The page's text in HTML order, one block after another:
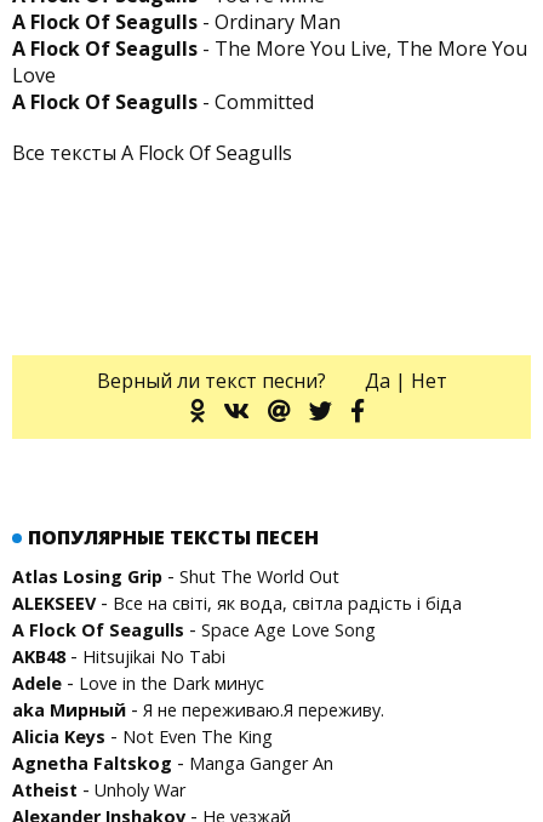
A Flock Of Seagulls - Ordinary Man
A Flock Of Seagulls - The More You Live, The More You
Love
A Flock Of Seagulls - Committed
Все тексты A Flock Of Seagulls
Верный ли текст песни? Да | Нет
ПОПУЛЯРНЫЕ ТЕКСТЫ ПЕСЕН
Atlas Losing Grip - Shut The World Out
ALEKSEEV- Все на світі, як вода, світла радість і біда
A Flock Of Seagulls - Space Age Love Song
AKB48- Hitsujikai No Tabi
Adele - Love in the Dark минус
aka Мирный - Я не переживаю.Я переживу.
Alicia Keys - Not Even The King
Agnetha Faltskog - Manga Ganger An
Atheist - Unholy War
Alexander Inshakov - Не уезжай